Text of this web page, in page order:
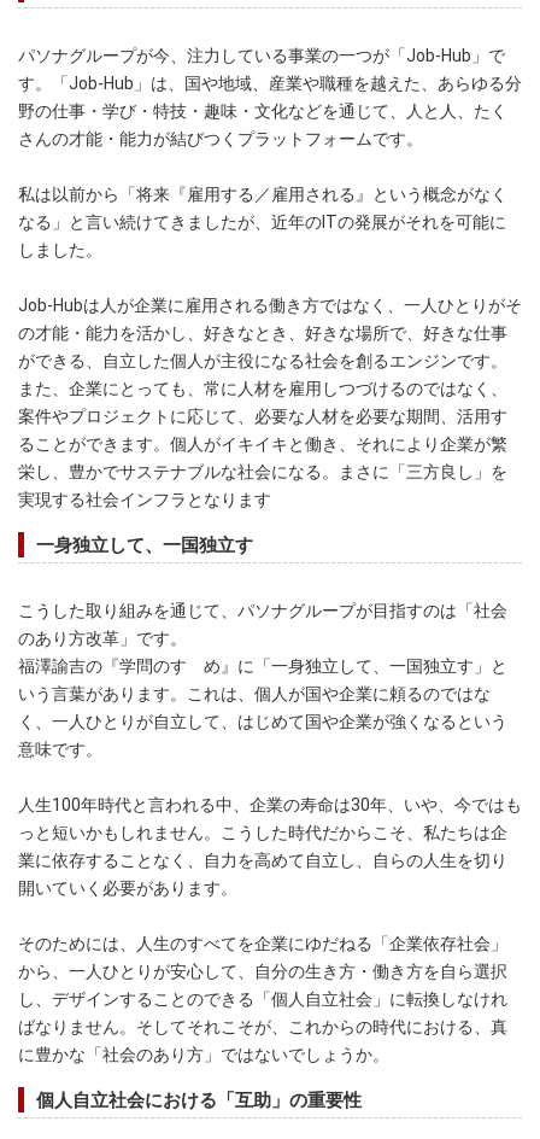
パソナグループが今、注力している事業の一つが「Job-Hub」で
す。「Job-Hub」は、国や地域、産業や職種を越えた、あらゆる分
野の仕事・学び・特技・趣味・文化などを通じて、人と人、たく
さんの才能・能力が結びつくプラットフォームです。
私は以前から「将来『雇用する／雇用される』という概念がなく
なる」と言い続けてきましたが、近年のITの発展がそれを可能に
しました。
Job-Hubは人が企業に雇用される働き方ではなく、一人ひとりがそ
の才能・能力を活かし、好きなとき、好きな場所で、好きな仕事
ができる、自立した個人が主役になる社会を創るエンジンです。
また、企業にとっても、常に人材を雇用しつづけるのではなく、
案件やプロジェクトに応じて、必要な人材を必要な期間、活用す
ることができます。個人がイキイキと働き、それにより企業が繁
栄し、豊かでサステナブルな社会になる。まさに「三方良し」を
実現する社会インフラとなります
一身独立して、一国独立す
こうした取り組みを通じて、パソナグループが目指すのは「社会
のあり方改革」です。
福澤諭吉の『学問のすゝめ』に「一身独立して、一国独立す」と
いう言葉があります。これは、個人が国や企業に頼るのではな
く、一人ひとりが自立して、はじめて国や企業が強くなるという
意味です。
人生100年時代と言われる中、企業の寿命は30年、いや、今ではも
っと短いかもしれません。こうした時代だからこそ、私たちは企
業に依存することなく、自力を高めて自立し、自らの人生を切り
開いていく必要があります。
そのためには、人生のすべてを企業にゆだねる「企業依存社会」
から、一人ひとりが安心して、自分の生き方・働き方を自ら選択
し、デザインすることのできる「個人自立社会」に転換しなけれ
ばなりません。そしてそれこそが、これからの時代における、真
に豊かな「社会のあり方」ではないでしょうか。
個人自立社会における「互助」の重要性